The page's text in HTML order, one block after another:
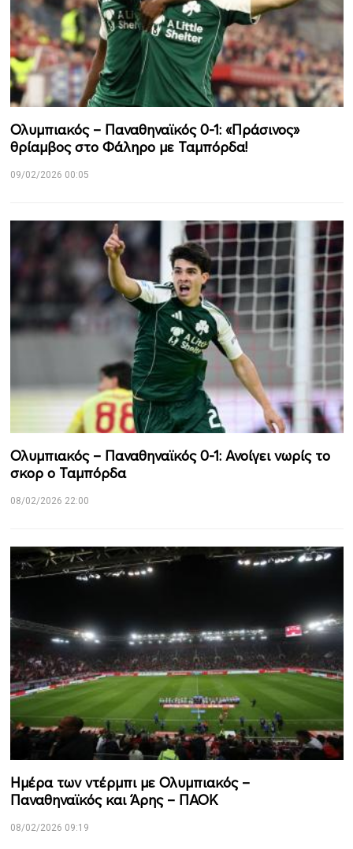
Ολυμπιακός – Παναθηναϊκός 0-1: «Πράσινος»
θρίαμβος στο Φάληρο με Ταμπόρδα!
09/02/2026 00:05
Ολυμπιακός – Παναθηναϊκός 0-1: Ανοίγει νωρίς το
σκορ ο Ταμπόρδα
08/02/2026 22:00
Ημέρα των ντέρμπι με Ολυμπιακός –
Παναθηναϊκός και Άρης – ΠΑΟΚ
08/02/2026 09:19